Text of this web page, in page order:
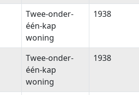
Twee-onder-
één-kap
woning
1938
Twee-onder-
één-kap
woning
1938